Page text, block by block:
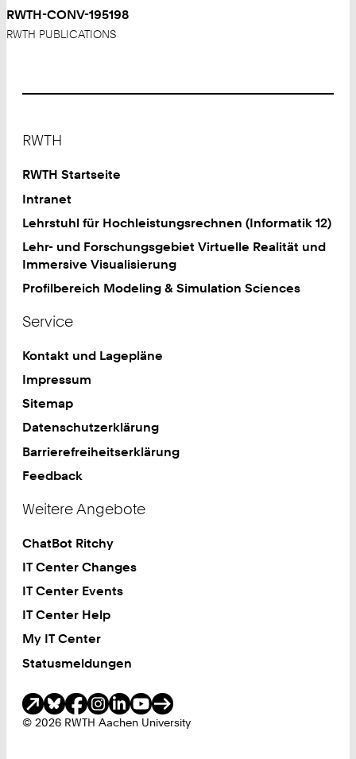
RWTH-CONV-195198
RWTH PUBLICATIONS
RWTH
RWTH Startseite
Intranet
Lehrstuhl für Hochleistungsrechnen (Informatik 12)
Lehr- und Forschungsgebiet Virtuelle Realität und
Immersive Visualisierung
Profilbereich Modeling & Simulation Sciences
Service
Kontakt und Lagepläne
Impressum
Sitemap
Datenschutzerklärung
Barrierefreiheitserklärung
Feedback
Weitere Angebote
ChatBot Ritchy
IT Center Changes
IT Center Events
IT Center Help
My IT Center
Statusmeldungen
© 2026 RWTH Aachen University
Soziale Medien